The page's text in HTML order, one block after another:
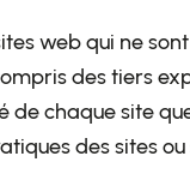
web qui ne
des tiers
chaque site
des sites